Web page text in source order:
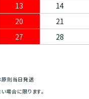
13
14
20
21
27
28
則当日発送
場合に限ります。